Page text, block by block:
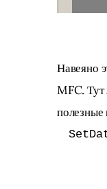
Навеяно
MFC. Тут